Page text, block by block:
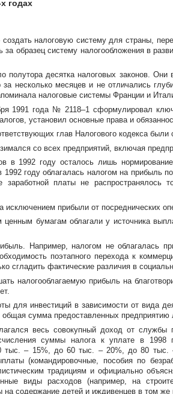
годах
налоговую систему для страны,
за образец систему налогообложения в
десятка налоговых законов.
несколько месяцев и не отличались
налоговые системы Франции и
1991 года № 2118–1 сформулировал
установил основные права и
глав Налогового кодекса
со всех предприятий, включая
в 1992 году осталось лишь
году облагалась налогом на
заработной платы не
исключением прибыли от посреднических
бумагам облагали у источника
Например, налогом не облагалась
поэтапного перехода к
сгладить фактические различия в
налогооблагаемую прибыль на
для инвестиций в зависимости от вида
сумма предоставленных
весь совокупный доход от службы
суммы налога к уплате в 1998
тыс. – 15%, до 60 тыс. – 20%, до 80
(командировочные, пособия по
традициям и официально
виды расходов (например, на
содержание детей и иждивенцев в том же